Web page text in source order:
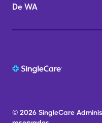
De WA
© 2026 SingleCare